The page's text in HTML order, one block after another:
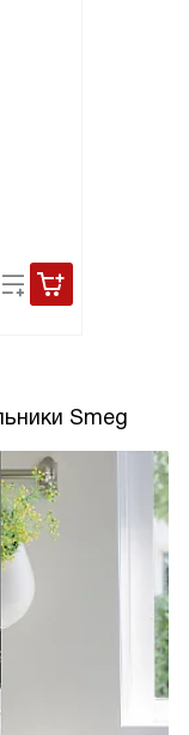
Smeg